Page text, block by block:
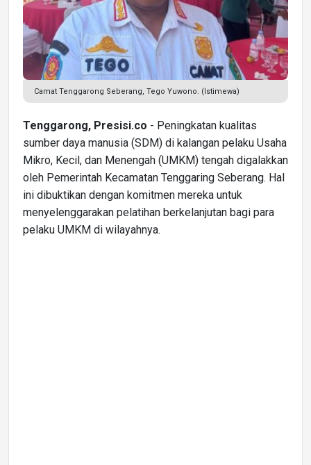
Camat Tenggarong Seberang, Tego Yuwono. (Istimewa)
Tenggarong, Presisi.co - Peningkatan kualitas
sumber daya manusia (SDM) di kalangan pelaku Usaha
Mikro, Kecil, dan Menengah (UMKM) tengah digalakkan
oleh Pemerintah Kecamatan Tenggaring Seberang. Hal
ini dibuktikan dengan komitmen mereka untuk
menyelenggarakan pelatihan berkelanjutan bagi para
pelaku UMKM di wilayahnya.